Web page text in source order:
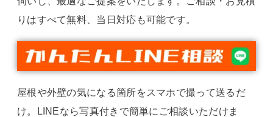
りはすべて無料、当日対応も可能です。
屋根や外壁の気になる箇所をスマホで撮って送るだ
け。LINEなら写真付きで簡単にご相談いただけま